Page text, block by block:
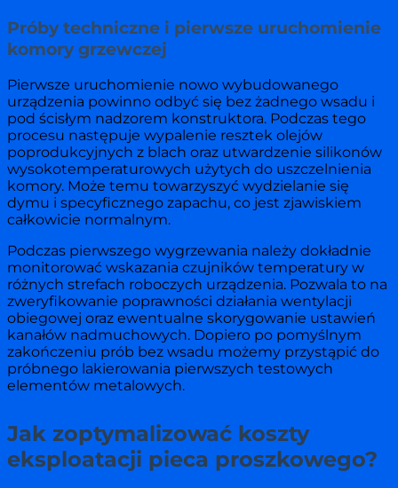
Próby techniczne i pierwsze uruchomienie
komory grzewczej
Pierwsze uruchomienie nowo wybudowanego
urządzenia powinno odbyć się bez żadnego wsadu i
pod ścisłym nadzorem konstruktora. Podczas tego
procesu następuje wypalenie resztek olejów
poprodukcyjnych z blach oraz utwardzenie silikonów
wysokotemperaturowych użytych do uszczelnienia
komory. Może temu towarzyszyć wydzielanie się
dymu i specyficznego zapachu, co jest zjawiskiem
całkowicie normalnym.
Podczas pierwszego wygrzewania należy dokładnie
monitorować wskazania czujników temperatury w
różnych strefach roboczych urządzenia. Pozwala to na
zweryfikowanie poprawności działania wentylacji
obiegowej oraz ewentualne skorygowanie ustawień
kanałów nadmuchowych. Dopiero po pomyślnym
zakończeniu prób bez wsadu możemy przystąpić do
próbnego lakierowania pierwszych testowych
elementów metalowych.
Jak zoptymalizować koszty
eksploatacji pieca proszkowego?